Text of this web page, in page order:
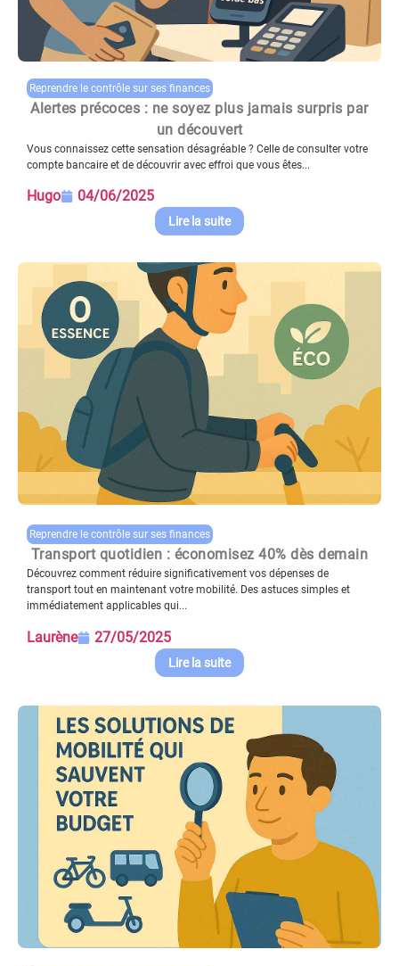
Reprendre le contrôle sur ses finances
Alertes précoces : ne soyez plus jamais surpris par
un découvert
Vous connaissez cette sensation désagréable ? Celle de consulter votre
compte bancaire et de découvrir avec effroi que vous êtes...
Hugo 04/06/2025
Lire la suite
Reprendre le contrôle sur ses finances
Transport quotidien : économisez 40% dès demain
Découvrez comment réduire significativement vos dépenses de
transport tout en maintenant votre mobilité. Des astuces simples et
immédiatement applicables qui...
Laurène 27/05/2025
Lire la suite